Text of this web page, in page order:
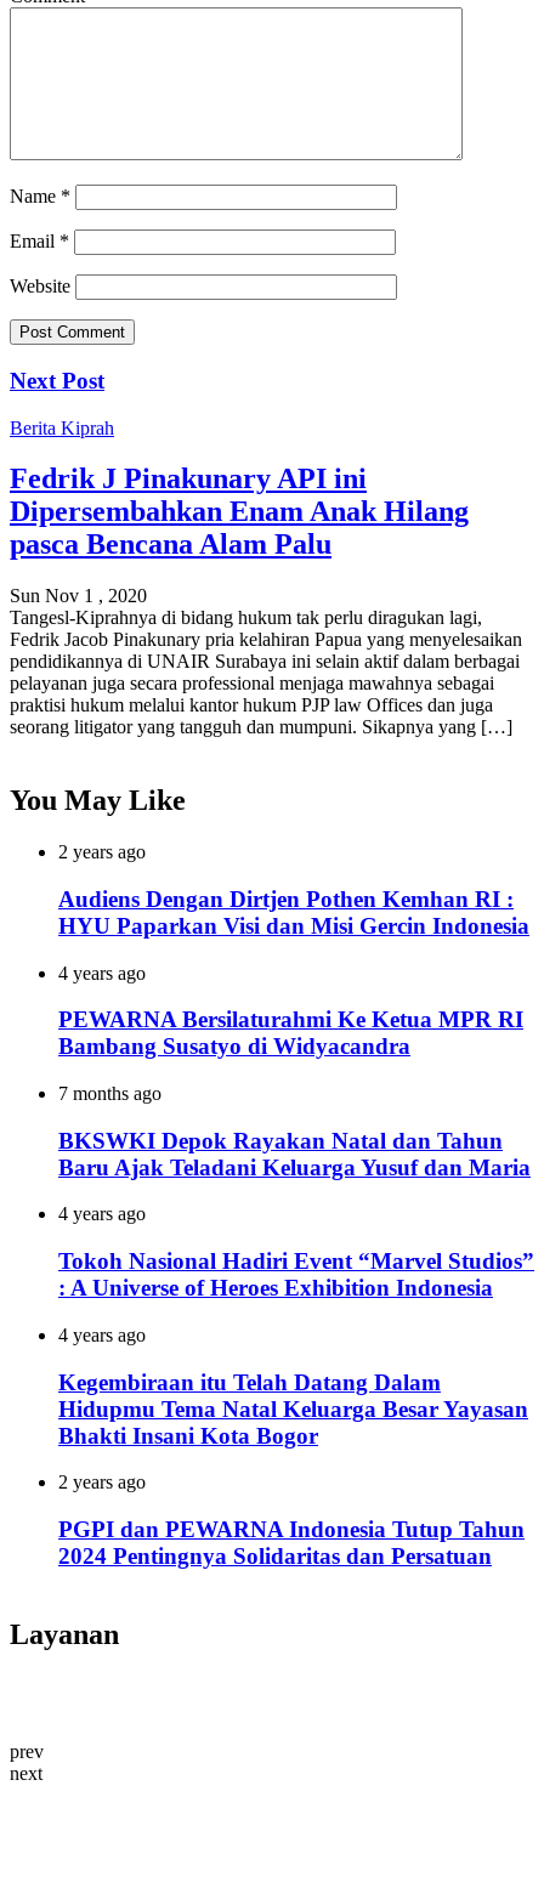
Name *
Email *
Website
Next Post
Berita Kiprah
Fedrik J Pinakunary API ini
Dipersembahkan Enam Anak Hilang
pasca Bencana Alam Palu
Sun Nov 1 , 2020
Tangesl-Kiprahnya di bidang hukum tak perlu diragukan lagi,
Fedrik Jacob Pinakunary pria kelahiran Papua yang menyelesaikan
pendidikannya di UNAIR Surabaya ini selain aktif dalam berbagai
pelayanan juga secara professional menjaga mawahnya sebagai
praktisi hukum melalui kantor hukum PJP law Offices dan juga
seorang litigator yang tangguh dan mumpuni. Sikapnya yang […]
You May Like
2 years ago
Audiens Dengan Dirtjen Pothen Kemhan RI :
HYU Paparkan Visi dan Misi Gercin Indonesia
4 years ago
PEWARNA Bersilaturahmi Ke Ketua MPR RI
Bambang Susatyo di Widyacandra
7 months ago
BKSWKI Depok Rayakan Natal dan Tahun
Baru Ajak Teladani Keluarga Yusuf dan Maria
4 years ago
Tokoh Nasional Hadiri Event “Marvel Studios”
: A Universe of Heroes Exhibition Indonesia
4 years ago
Kegembiraan itu Telah Datang Dalam
Hidupmu Tema Natal Keluarga Besar Yayasan
Bhakti Insani Kota Bogor
2 years ago
PGPI dan PEWARNA Indonesia Tutup Tahun
2024 Pentingnya Solidaritas dan Persatuan
Layanan
prev
next